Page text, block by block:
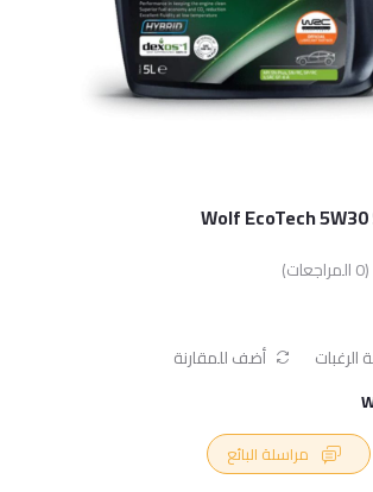
Wolf EcoTech
(0 المراجعات)
أضف للمقارنة